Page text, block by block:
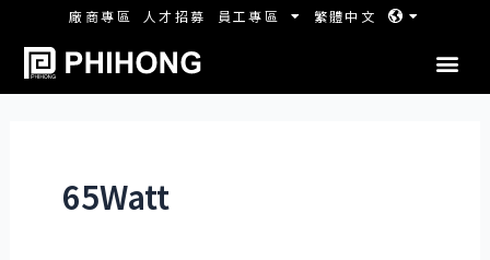
廠商專區 人才招募 員工專區 繁體中文
65Watt